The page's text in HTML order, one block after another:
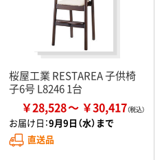
桜屋工業 RESTAREA 子供椅
子6号 L8246 1台
￥28,528 ￥30,417
お届け日：9月9日（水）まで
直送品